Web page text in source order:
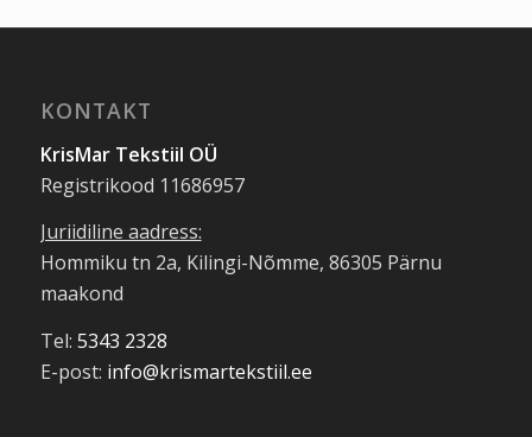
KONTAKT
KrisMar Tekstiil OÜ
Registrikood 11686957
Juriidiline aadress:
Hommiku tn 2a, Kilingi-Nõmme, 86305 Pärnu
maakond
Tel: 5343 2328
E-post: info@krismartekstiil.ee